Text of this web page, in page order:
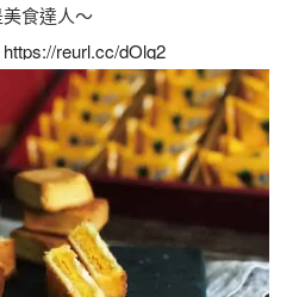
食達人～
https://reurl.cc/dOlq2